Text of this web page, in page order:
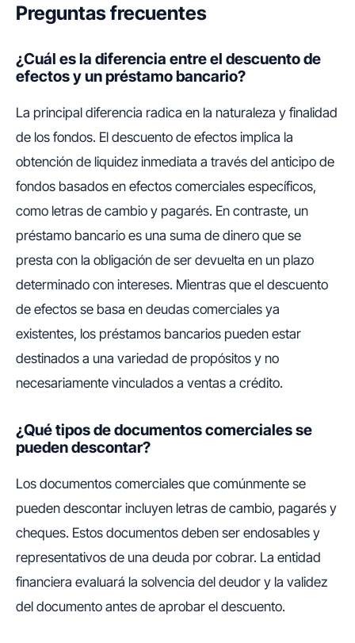
Preguntas frecuentes
¿Cuál es la diferencia entre el descuento de
efectos y un préstamo bancario?
La principal diferencia radica en la naturaleza y finalidad
de los fondos. El descuento de efectos implica la
obtención de liquidez inmediata a través del anticipo de
fondos basados en efectos comerciales específicos,
como letras de cambio y pagarés. En contraste, un
préstamo bancario es una suma de dinero que se
presta con la obligación de ser devuelta en un plazo
determinado con intereses. Mientras que el descuento
de efectos se basa en deudas comerciales ya
existentes, los préstamos bancarios pueden estar
destinados a una variedad de propósitos y no
necesariamente vinculados a ventas a crédito.
¿Qué tipos de documentos comerciales se
pueden descontar?
Los documentos comerciales que comúnmente se
pueden descontar incluyen letras de cambio, pagarés y
cheques. Estos documentos deben ser endosables y
representativos de una deuda por cobrar. La entidad
financiera evaluará la solvencia del deudor y la validez
del documento antes de aprobar el descuento.